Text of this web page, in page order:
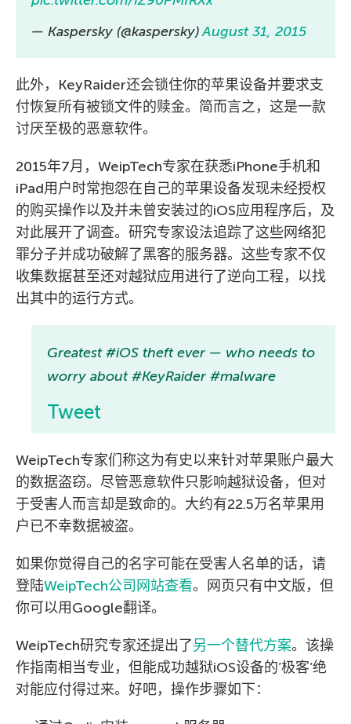
— Kaspersky (@kaspersky)August 31, 2015
此外，KeyRaider还会锁住你的苹果设备并要求支
付恢复所有被锁文件的赎金。简而言之，这是一款
讨厌至极的恶意软件。
2015年7月，WeipTech专家在获悉iPhone手机和
iPad用户时常抱怨在自己的苹果设备发现未经授权
的购买操作以及并未曾安装过的iOS应用程序后，及
对此展开了调查。研究专家设法追踪了这些网络犯
罪分子并成功破解了黑客的服务器。这些专家不仅
收集数据甚至还对越狱应用进行了逆向工程，以找
出其中的运行方式。
Greatest #iOS theft ever — who needs to
worry about #KeyRaider #malware
Tweet
WeipTech专家们称这为有史以来针对苹果账户最大
的数据盗窃。尽管恶意软件只影响越狱设备，但对
于受害人而言却是致命的。大约有22.5万名苹果用
户已不幸数据被盗。
如果你觉得自己的名字可能在受害人名单的话，请
登陆WeipTech公司网站查看。网页只有中文版，但
你可以用Google翻译。
WeipTech研究专家还提出了另一个替代方案。该操
作指南相当专业，但能成功越狱iOS设备的’极客’绝
对能应付得过来。好吧，操作步骤如下：